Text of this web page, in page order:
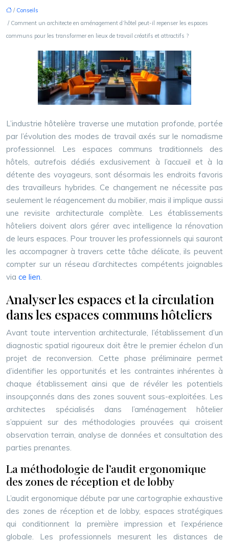
/ Conseils
/ Comment un architecte en aménagement d’hôtel peut-il repenser les espaces
communs pour les transformer en lieux de travail créatifs et attractifs ?
L’industrie hôtelière traverse une mutation profonde, portée
par l’évolution des modes de travail axés sur le nomadisme
professionnel. Les espaces communs traditionnels des
hôtels, autrefois dédiés exclusivement à l’accueil et à la
détente des voyageurs, sont désormais les endroits favoris
des travailleurs hybrides. Ce changement ne nécessite pas
seulement le réagencement du mobilier, mais il implique aussi
une revisite architecturale complète. Les établissements
hôteliers doivent alors gérer avec intelligence la rénovation
de leurs espaces. Pour trouver les professionnels qui sauront
les accompagner à travers cette tâche délicate, ils peuvent
compter sur un réseau d’architectes compétents joignables
via ce lien.
Analyser les espaces et la circulation
dans les espaces communs hôteliers
Avant toute intervention architecturale, l’établissement d’un
diagnostic spatial rigoureux doit être le premier échelon d’un
projet de reconversion. Cette phase préliminaire permet
d’identifier les opportunités et les contraintes inhérentes à
chaque établissement ainsi que de révéler les potentiels
insoupçonnés dans des zones souvent sous-exploitées. Les
architectes spécialisés dans l’aménagement hôtelier
s’appuient sur des méthodologies prouvées qui croisent
observation terrain, analyse de données et consultation des
parties prenantes.
La méthodologie de l’audit ergonomique
des zones de réception et de lobby
L’audit ergonomique débute par une cartographie exhaustive
des zones de réception et de lobby, espaces stratégiques
qui conditionnent la première impression et l’expérience
globale. Les professionnels mesurent les distances de